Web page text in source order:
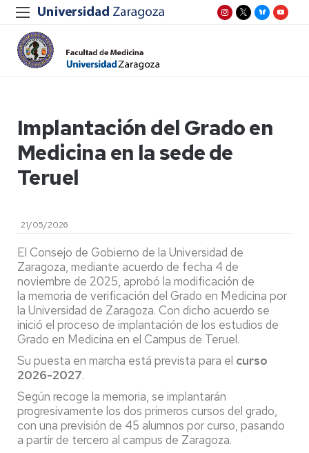
Implantación del Grado en
Medicina en la sede de
Teruel
21/05/2026
El Consejo de Gobierno de la Universidad de
Zaragoza, mediante acuerdo de fecha 4 de
noviembre de 2025, aprobó la modificación de
la memoria de verificación del Grado en Medicina por
la Universidad de Zaragoza. Con dicho acuerdo se
inició el proceso de implantación de los estudios de
Grado en Medicina en el Campus de Teruel.
Su puesta en marcha está prevista para el curso
2026-2027.
Según recoge la memoria, se implantarán
progresivamente los dos primeros cursos del grado,
con una previsión de 45 alumnos por curso, pasando
a partir de tercero al campus de Zaragoza.